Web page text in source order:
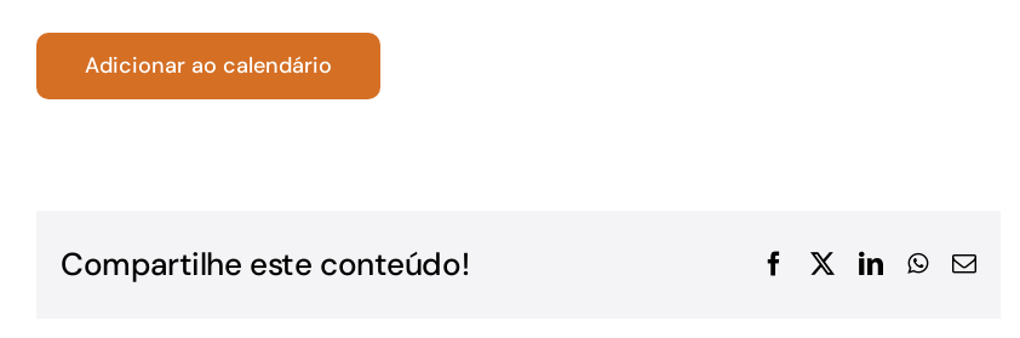
Turismo
Adicionar ao calendário
Compartilhe este conteúdo! FacebookLinkedInWhatsApp
E-